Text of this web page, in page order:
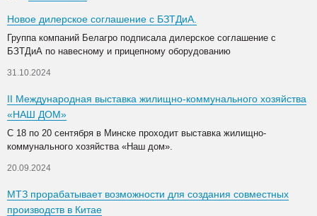
Новое дилерское соглашение с БЗТДиА.
Группа компаний Белагро подписала дилерское соглашение с
БЗТДиА по навесному и прицепному оборудованию
31.10.2024
II Международная выставка жилищно-коммунального хозяйства
«НАШ ДОМ»
С 18 по 20 сентября в Минске проходит выставка жилищно-
коммунального хозяйства «Наш дом».
20.09.2024
МТЗ прорабатывает возможности для создания совместных
производств в Китае